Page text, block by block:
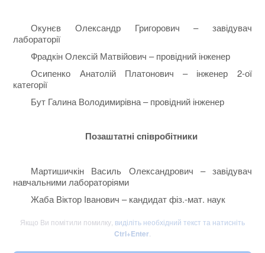
Окунєв Олександр Григорович – завідувач
лабораторії
Фрадкін Олексій Матвійович – провідний інженер
Осипенко Анатолій Платонович – інженер 2-ої
категорії
Бут Галина Володимирівна – провідний інженер
Позаштатні співробітники
Мартишичкін Василь Олександрович – завідувач
навчальними лабораторіями
Жаба Віктор Іванович – кандидат фіз.-мат. наук
Якщо Ви помітили помилку, виділіть необхідний текст та натисніть
Ctrl+Enter